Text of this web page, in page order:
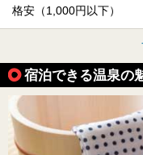
格安（1,000円以下）
宿泊できる温泉の